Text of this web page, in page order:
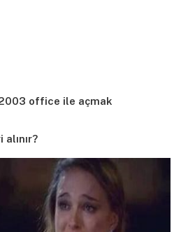
2003 office ile açmak